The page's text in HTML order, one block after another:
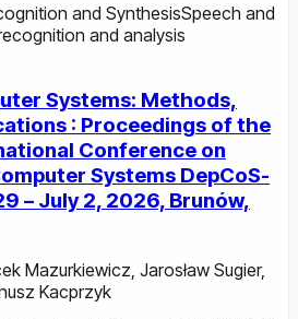
and SynthesisSpeech and
and analysis
Systems: Methods,
: Proceedings of the
Conference on
Systems DepCoS-
– July 2, 2026, Brunów,
Mazurkiewicz, Jarosław Sugier,
Kacprzyk